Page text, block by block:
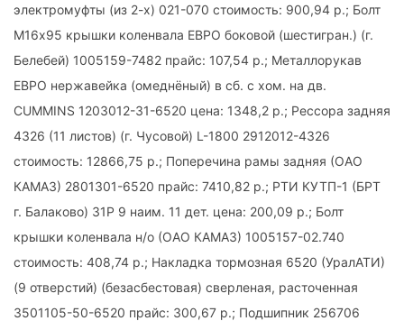
электромуфты (из 2-х) 021-070 стоимость: 900,94 р.; Болт
М16х95 крышки коленвала ЕВРО боковой (шестигран.) (г.
Белебей) 1005159-7482 прайс: 107,54 р.; Металлорукав
ЕВРО нержавейка (омеднёный) в сб. с хом. на дв.
СUMMINS 1203012-31-6520 цена: 1348,2 р.; Рессора задняя
4326 (11 листов) (г. Чусовой) L-1800 2912012-4326
стоимость: 12866,75 р.; Поперечина рамы задняя (ОАО
КАМАЗ) 2801301-6520 прайс: 7410,82 р.; РТИ КУТП-1 (БРТ
г. Балаково) 31Р 9 наим. 11 дет. цена: 200,09 р.; Болт
крышки коленвала н/о (ОАО КАМАЗ) 1005157-02.740
стоимость: 408,74 р.; Накладка тормозная 6520 (УралАТИ)
(9 отверстий) (безасбестовая) сверленая, расточенная
3501105-50-6520 прайс: 300,67 р.; Подшипник 256706